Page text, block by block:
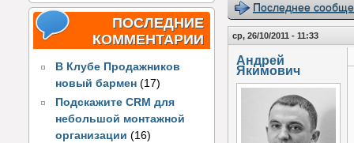
ПОСЛЕДНИЕ
КОММЕНТАРИИ
В Клубе Продажников
новый бармен (17)
Подскажите CRM для
небольшой монтажной
организации (16)
Последнее
ср, 26/10/2011 - 11:33
Андрей
Якимович